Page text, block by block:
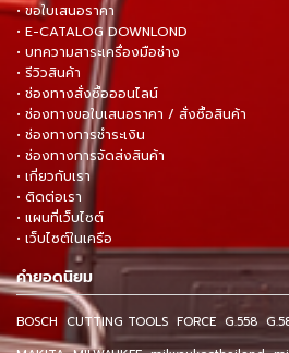
• ขอใบเสนอราคา
• E-CATALOG DOWNLOND
• บทความสาระเครื่องมือช่าง
• รีวิวสินค้า
• ช่องทางสั่งซื้อออนไลน์
• ช่องทางขอใบเสนอราคา / สั่งซื้อสินค้า
• ช่องทางการชำระเงิน
• ช่องทางการจัดส่งสินค้า
• เกี่ยวกับเรา
• ติดต่อเรา
• แผนที่เว็บไซต์
• เว็บไซต์ในเครือ
คำยอดนิยม
BOSCH CUTTING TOOLS FORCE G.558